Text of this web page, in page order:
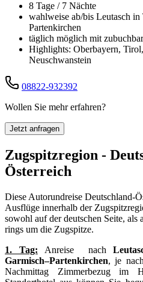
8 Tage / 7 Nächte
wahlweise ab/bis Leutasch
Partenkirchen
täglich möglich mit
Highlights: Oberbayern,
Neuschwanstein
08822-932392
Wollen Sie mehr erfahren?
Jetzt anfragen
Zugspitzregion -
Österreich
Diese Autorundreise Deutschland-
Ausflüge innerhalb der
sowohl auf der deutschen Seite, als
rings um die Zugspitze.
1. Tag: Anreise nach
Garmisch–Partenkirchen, je
Nachmittag Zimmerbezug im